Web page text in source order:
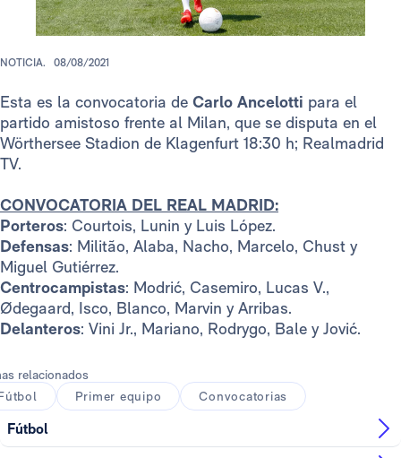
NOTICIA. 08/08/2021
Esta es la convocatoria de Carlo Ancelotti para el
partido amistoso frente al Milan, que se disputa en el
Wörthersee Stadion​ de Klagenfurt 18:30 h; Realmadrid
TV.
CONVOCATORIA DEL REAL MADRID:
Porteros: Courtois, Lunin y Luis López.
Defensas: Militão, Alaba, Nacho, Marcelo, Chust y
Miguel Gutiérrez.
Centrocampistas: Modrić, Casemiro, Lucas V.,
Ødegaard, Isco, Blanco, Marvin y Arribas.
Delanteros: Vini Jr., Mariano, Rodrygo, Bale y Jović.
relacionados
Primer equipo Convocatorias
Fútbol